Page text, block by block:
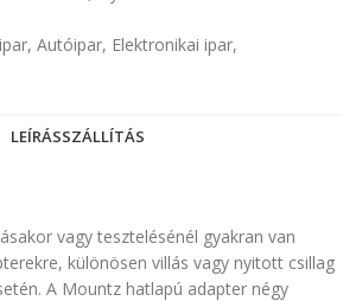
, Autóipar, Elektronikai ipar,
LEÍRÁSSZÁLLÍTÁS
vagy tesztelésénél gyakran van
különösen villás vagy nyitott csillag
A Mountz hatlapú adapter négy